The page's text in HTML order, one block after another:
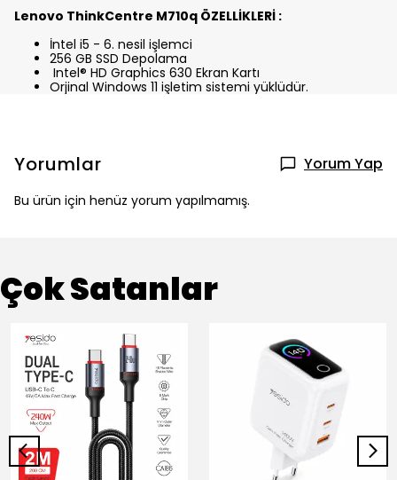
Lenovo ThinkCentre M710q ÖZELLİKLERİ :
İntel i5 - 6. nesil işlemci
256 GB SSD Depolama
Intel® HD Graphics 630 Ekran Kartı
Orjinal Windows 11 işletim sistemi yüklüdür.
Yorumlar Yorum Yap
Bu ürün için henüz yorum yapılmamış.
Çok Satanlar